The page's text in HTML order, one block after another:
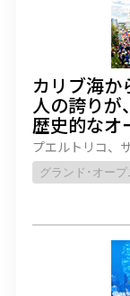
カリブ海か
人の誇りが
歴史的なオ
プエルトリコ、
グランド･オー